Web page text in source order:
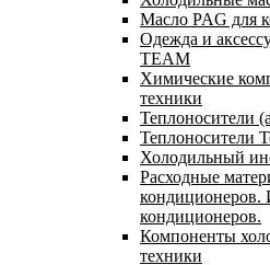
Масло PAG для
Одежда и
TEAM
Химические
техники
Теплоносители
Теплоносители
Холодильный
Расходные
кондиционеров.
кондиционеров.
Компоненты
техники